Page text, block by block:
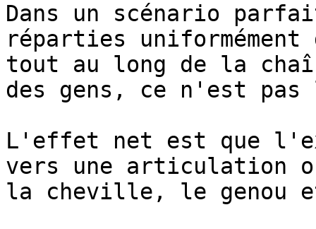
Dans un scénario
réparties
tout au long de la
des gens, ce n'est
L'effet net est que
vers une articulation
la cheville, le genou